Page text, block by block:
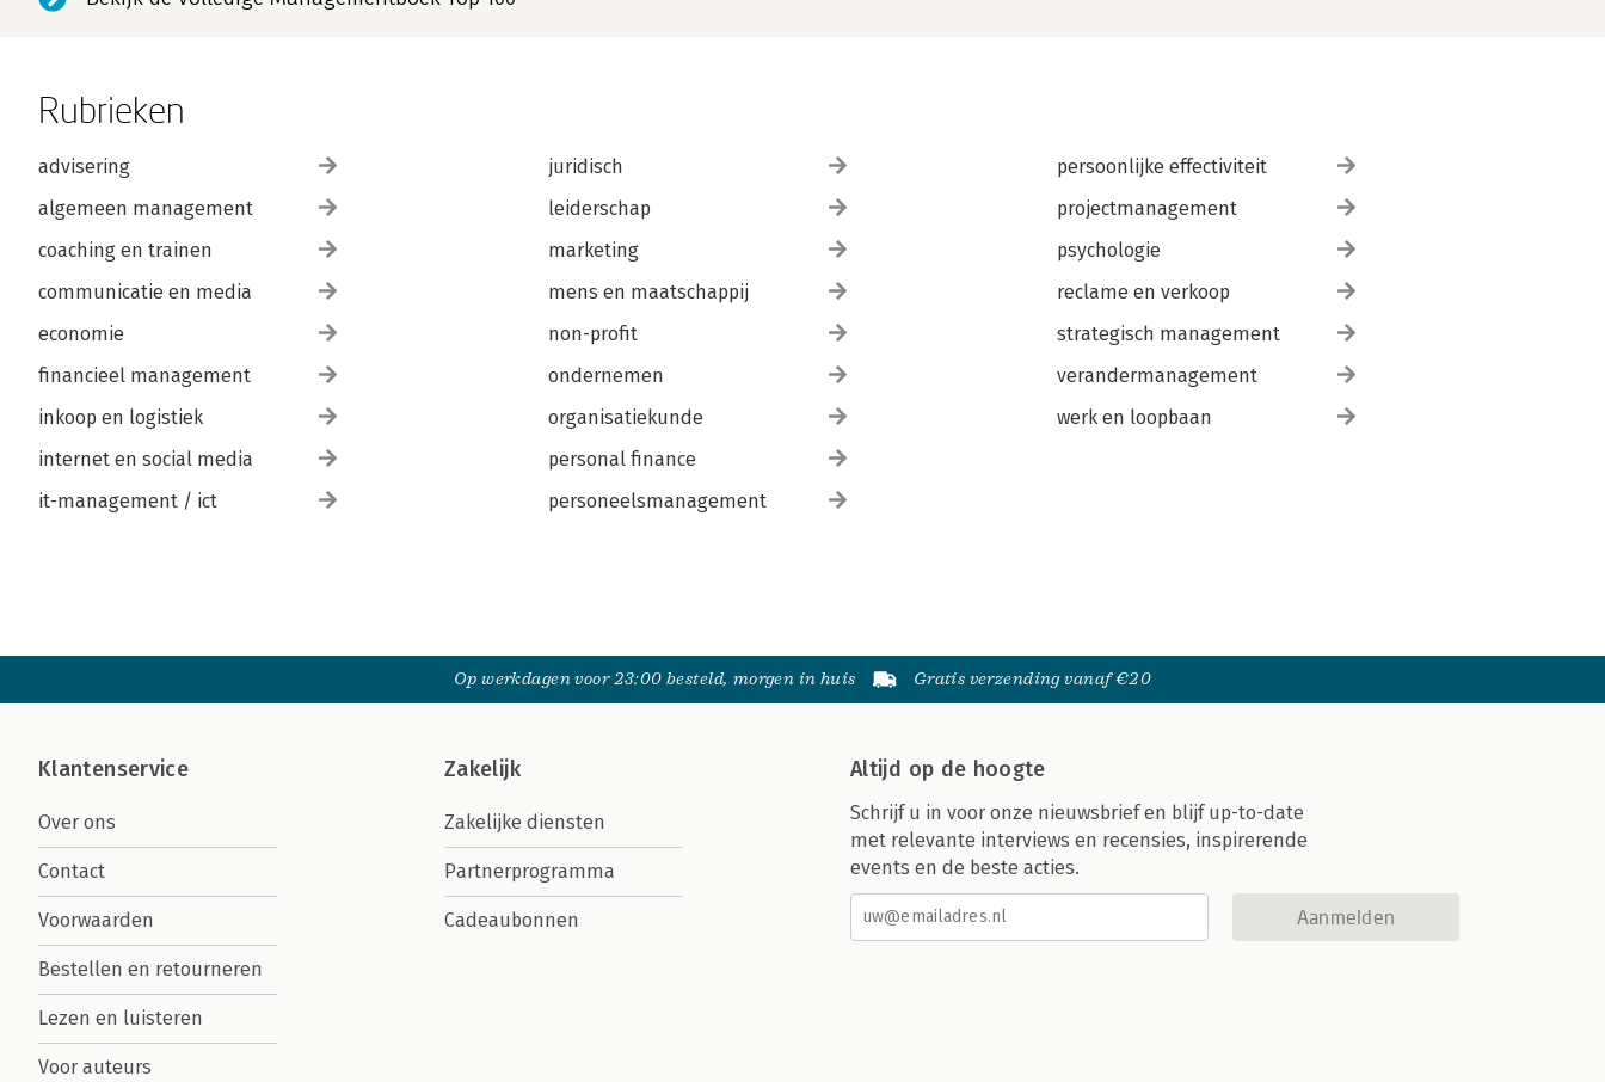
Rubrieken
advisering
algemeen management
coaching en trainen
communicatie en media
economie
financieel management
inkoop en logistiek
internet en social media
it-management / ict
juridisch
leiderschap
marketing
mens en maatschappij
non-profit
ondernemen
organisatiekunde
personal finance
personeelsmanagement
persoonlijke effectiviteit
projectmanagement
psychologie
reclame en verkoop
strategisch management
verandermanagement
werk en loopbaan
Op werkdagen voor 23:00 besteld, morgen in huis Gratis verzending vanaf €20
Klantenservice
Over ons
Contact
Voorwaarden
Bestellen en retourneren
Lezen en luisteren
Voor auteurs
Zakelijk
Zakelijke diensten
Partnerprogramma
Cadeaubonnen
Altijd op de hoogte
Schrijf u in voor onze nieuwsbrief en blijf up-to-date
met relevante interviews en recensies, inspirerende
events en de beste acties.
Aanmelden